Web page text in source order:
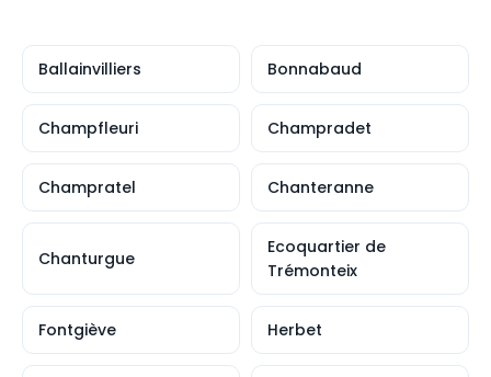
Ballainvilliers Bonnabaud
Champfleuri Champradet
Champratel Chanteranne
Chanturgue
Ecoquartier de
Trémonteix
Fontgiève Herbet